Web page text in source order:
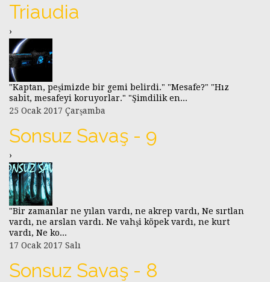
Triaudia
›
"Kaptan, peşimizde bir gemi belirdi." "Mesafe?" "Hız
sabit, mesafeyi koruyorlar." "Şimdilik en...
25 Ocak 2017 Çarşamba
Sonsuz Savaş - 9
›
"Bir zamanlar ne yılan vardı, ne akrep vardı, Ne sırtlan
vardı, ne arslan vardı. Ne vahşi köpek vardı, ne kurt
vardı, Ne ko...
17 Ocak 2017 Salı
Sonsuz Savaş - 8